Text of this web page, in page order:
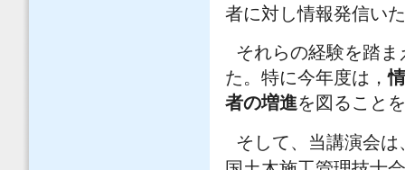
者に対し情報発信い
それらの経験を踏
た。特に今年度は，
者の増進を図ること
そして、当講演会は